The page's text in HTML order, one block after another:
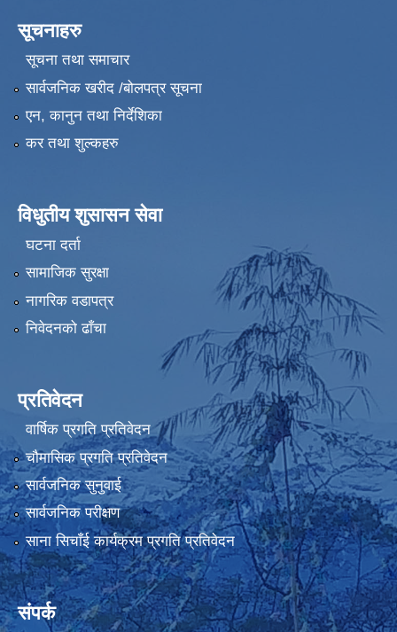
सूचनाहरु
सूचना तथा समाचार
सार्वजनिक खरीद /बोलपत्र सूचना
एन, कानुन तथा निर्देशिका
कर तथा शुल्कहरु
विधुतीय शुसासन सेवा
घटना दर्ता
सामाजिक सुरक्षा
नागरिक वडापत्र
निवेदनको ढाँचा
प्रतिवेदन
वार्षिक प्रगति प्रतिवेदन
चौमासिक प्रगति प्रतिवेदन
सार्वजनिक सुनुवाई
सार्वजनिक परीक्षण
साना सिचाँई कार्यक्रम प्रगति प्रतिवेदन
संपर्क